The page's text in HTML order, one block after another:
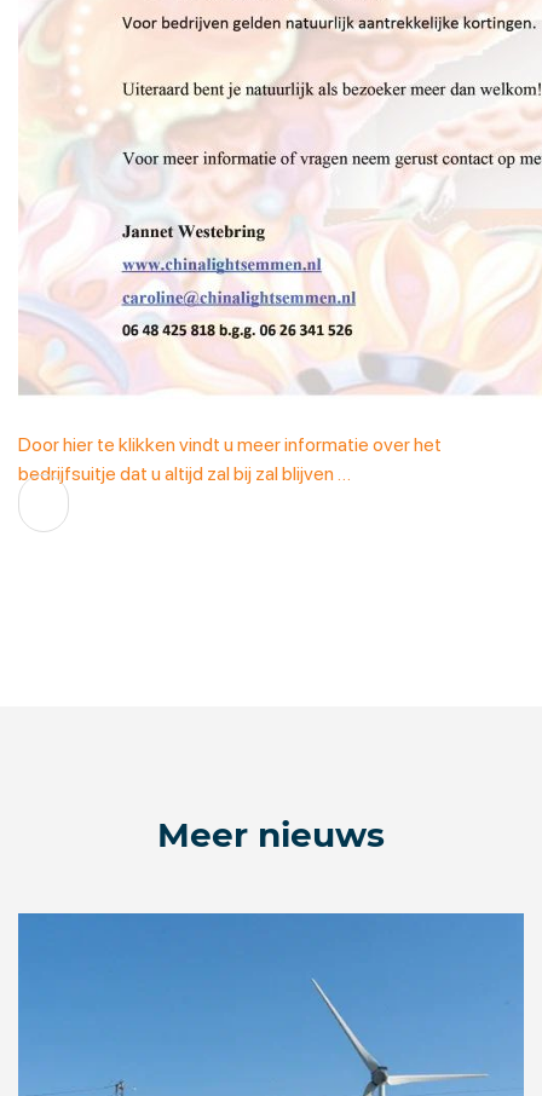
Door hier te klikken vindt u meer informatie over het
bedrijfsuitje dat u altijd zal bij zal blijven …
Meer nieuws